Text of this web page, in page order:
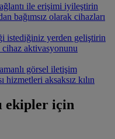
ile erişimi iyileştirin
bağımsız olarak cihazları
istediğiniz yerden geliştirin
aktivasyonunu
görsel iletişim
hizmetleri aksaksız kılın
ekipler için